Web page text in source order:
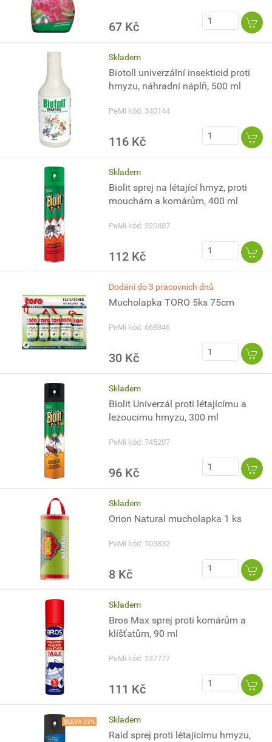
67 Kč
Skladem
Biotoll univerzální insekticid proti
hmyzu, náhradní náplň, 500 ml
PeMi kód: 340144
116 Kč
Skladem
Biolit sprej na létající hmyz, proti
mouchám a komárům, 400 ml
PeMi kód: 520487
112 Kč
Dodání do 3 pracovních dnů
Mucholapka TORO 5ks 75cm
PeMi kód: 668846
30 Kč
Skladem
Biolit Univerzál proti létajícímu a
lezoucímu hmyzu, 300 ml
PeMi kód: 745207
96 Kč
Skladem
Orion Natural mucholapka 1 ks
PeMi kód: 103832
8 Kč
Skladem
Bros Max sprej proti komárům a
klíšťatům, 90 ml
PeMi kód: 137777
111 Kč
SLEVA 33% Skladem
Raid sprej proti létajícímu hmyzu,